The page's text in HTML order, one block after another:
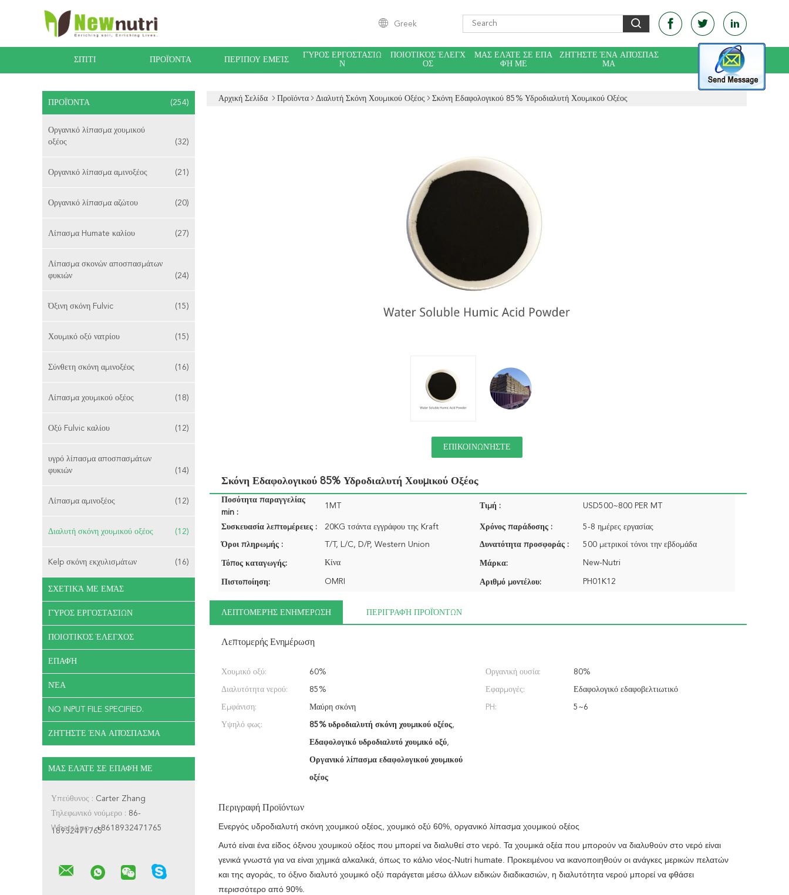
Greek
ΣΠΊΤΙ ΠΡΟΪΌΝΤΑ ΠΕΡΊΠΟΥ ΕΜΕΊΣ
ΓΎΡΟΣ ΕΡΓΟΣΤΑΣΊΩ
Ν
ΠΟΙΟΤΙΚΌΣ ΈΛΕΓΧ
ΟΣ
ΜΑΣ ΕΛΆΤΕ ΣΕ ΕΠΑ
ΦΉ ΜΕ
ΖΗΤΉΣΤΕ ΈΝΑ ΑΠΌΣΠΑΣ
ΜΑ
ΠΡΟΪΌΝΤΑ (254)
Οργανικό λίπασμα χουμικού
οξέος
(32)
Οργανικό λίπασμα αμινοξέος (21)
Οργανικό λίπασμα αζώτου (20)
Λίπασμα Humate καλίου (27)
Λίπασμα σκονών αποσπασμάτων
φυκιών
(24)
Όξινη σκόνη Fulvic (15)
Χουμικό οξύ νατρίου (15)
Σύνθετη σκόνη αμινοξέος (16)
Λίπασμα χουμικού οξέος (18)
Οξύ Fulvic καλίου (12)
υγρό λίπασμα αποσπασμάτων
φυκιών
(14)
Λίπασμα αμινοξέος (12)
Διαλυτή σκόνη χουμικού οξέος (12)
Kelp σκόνη εκχυλισμάτων (16)
ΣΧΕΤΙΚΆ ΜΕ ΕΜΆΣ
ΓΎΡΟΣ ΕΡΓΟΣΤΑΣΊΩΝ
ΠΟΙΟΤΙΚΌΣ ΈΛΕΓΧΟΣ
ΕΠΑΦΉ
ΝΈΑ
NO INPUT FILE SPECIFIED.
ΖΗΤΉΣΤΕ ΈΝΑ ΑΠΌΣΠΑΣΜΑ
ΜΑΣ ΕΛΆΤΕ ΣΕ ΕΠΑΦΉ ΜΕ
Υπεύθυνος : Carter Zhang
Τηλεφωνικό νούμερο : 86-
18932471765
WhatsApp :+8618932471765
Αρχική Σελίδα Προϊόντα Διαλυτή Σκόνη Χουμικού Οξέος Σκόνη Εδαφολογικού 85% Υδροδιαλυτή Χουμικού Οξέος
ΕΠΙΚΟΙΝΩΝΉΣΤΕ
Σκόνη Εδαφολογικού 85% Υδροδιαλυτή Χουμικού Οξέος
Ποσότητα παραγγελίας
min :
1MT Τιμή : USD500~800 PER MT
Συσκευασία λεπτομέρειες : 20KG τσάντα εγγράφου της Kraft Χρόνος παράδοσης : 5-8 ημέρες εργασίας
Όροι πληρωμής : T/T, L/C, D/P, Western Union Δυνατότητα προσφοράς : 500 μετρικοί τόνοι την εβδομάδα
Τόπος καταγωγής: Κίνα Μάρκα: New-Nutri
Πιστοποίηση: OMRI Αριθμό μοντέλου: PH01K12
ΛΕΠΤΟΜΕΡΉΣ ΕΝΗΜΈΡΩΣΗ ΠΕΡΙΓΡΑΦΉ ΠΡΟΪΌΝΤΩΝ
Λεπτομερής Ενημέρωση
Χουμικό οξύ: 60% Οργανική ουσία: 80%
Διαλυτότητα νερού: 85% Εφαρμογές: Εδαφολογικό εδαφοβελτιωτικό
Εμφάνιση: Μαύρη σκόνη PH: 5~6
Υψηλό φως: 85% υδροδιαλυτή σκόνη χουμικού οξέος,
Εδαφολογικό υδροδιαλυτό χουμικό οξύ,
Οργανικό λίπασμα εδαφολογικού χουμικού
οξέος
Περιγραφή Προϊόντων
Ενεργός υδροδιαλυτή σκόνη χουμικού οξέος, χουμικό οξύ 60%, οργανικό λίπασμα χουμικού οξέος
Αυτό είναι ένα είδος όξινου χουμικού οξέος που μπορεί να διαλυθεί στο νερό. Τα χουμικά οξέα που μπορούν να διαλυθούν στο νερό είναι
γενικά γνωστά για να είναι χημικά αλκαλικά, όπως το κάλιο νέος-Nutri humate. Προκειμένου να ικανοποιηθούν οι ανάγκες μερικών πελατών
και της αγοράς, το όξινο διαλυτό χουμικό οξύ παράγεται μέσω άλλων ειδικών διαδικασιών, η διαλυτότητα νερού μπορεί να φθάσει
περισσότερο από 90%.